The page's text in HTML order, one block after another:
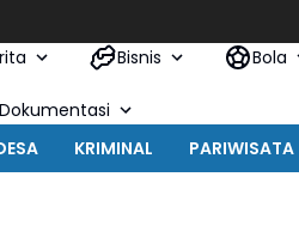
Bisnis Bola
Dokumentasi
KRIMINAL PARIWISATA